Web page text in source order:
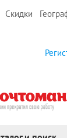
Скидки